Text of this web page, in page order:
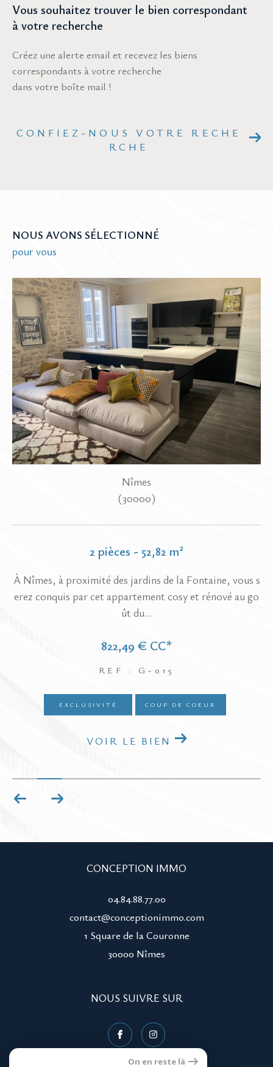
Vous souhaitez trouver le bien correspondant
à votre recherche
Créez une alerte email et recevez les biens
correspondants à votre recherche
dans votre boîte mail !
CONFIEZ-NOUS VOTRE RECHE
RCHE
NOUS AVONS SÉLECTIONNÉ
pour vous
Nîmes
(30000)
2 pièces - 52,82 m²
À Nîmes, à proximité des jardins de la Fontaine, vous s
erez conquis par cet appartement cosy et rénové au go
ût du...
822,49 € CC*
REF : G-015
EXCLUSIVITÉ COUP DE COEUR
VOIR LE BIEN
CONCEPTION IMMO
04.84.88.77.00
contact@conceptionimmo.com
1 Square de la Couronne
30000
nîmes
NOUS SUIVRE SUR
On en reste là